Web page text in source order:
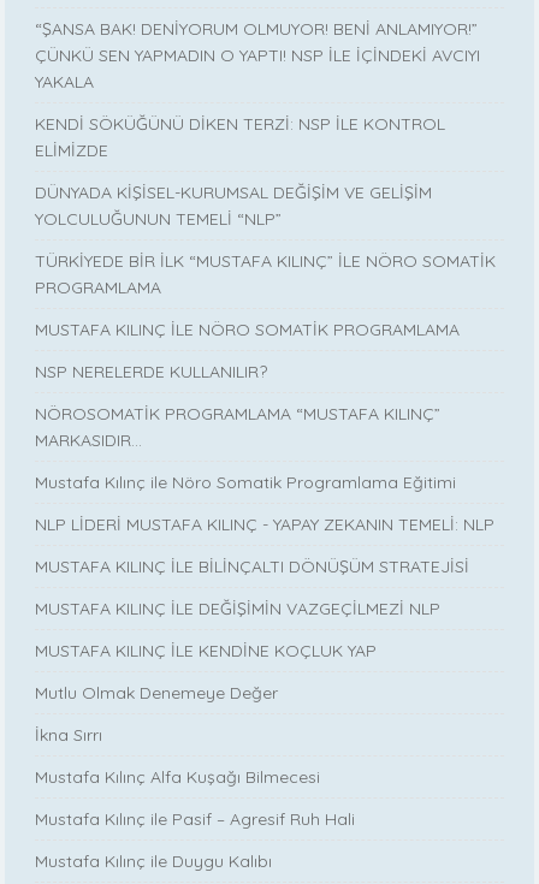
“ŞANSA BAK! DENİYORUM OLMUYOR! BENİ ANLAMIYOR!”
ÇÜNKÜ SEN YAPMADIN O YAPTI! NSP İLE İÇİNDEKİ AVCIYI
YAKALA
KENDİ SÖKÜĞÜNÜ DİKEN TERZİ: NSP İLE KONTROL
ELİMİZDE
DÜNYADA KİŞİSEL-KURUMSAL DEĞİŞİM VE GELİŞİM
YOLCULUĞUNUN TEMELİ “NLP”
TÜRKİYEDE BİR İLK “MUSTAFA KILINÇ” İLE NÖRO SOMATİK
PROGRAMLAMA
MUSTAFA KILINÇ İLE NÖRO SOMATİK PROGRAMLAMA
NSP NERELERDE KULLANILIR?
NÖROSOMATİK PROGRAMLAMA “MUSTAFA KILINÇ”
MARKASIDIR…
Mustafa Kılınç ile Nöro Somatik Programlama Eğitimi
NLP LİDERİ MUSTAFA KILINÇ - YAPAY ZEKANIN TEMELİ: NLP
MUSTAFA KILINÇ İLE BİLİNÇALTI DÖNÜŞÜM STRATEJİSİ
MUSTAFA KILINÇ İLE DEĞİŞİMİN VAZGEÇİLMEZİ NLP
MUSTAFA KILINÇ İLE KENDİNE KOÇLUK YAP
Mutlu Olmak Denemeye Değer
İkna Sırrı
Mustafa Kılınç Alfa Kuşağı Bilmecesi
Mustafa Kılınç ile Pasif – Agresif Ruh Hali
Mustafa Kılınç ile Duygu Kalıbı